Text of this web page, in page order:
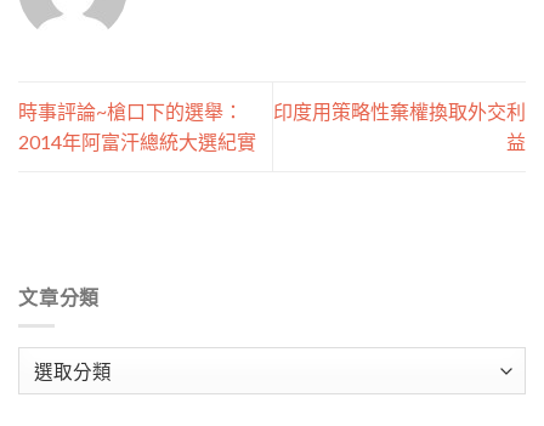
時事評論~槍口下的選舉：
2014年阿富汗總統大選紀實
印度用策略性棄權換取外交利
益
文章分類